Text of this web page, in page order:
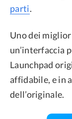
parti.
Uno dei
un’interfaccia
Launchpad
affidabile, e in
dell’originale.